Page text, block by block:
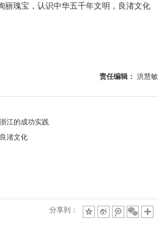
丽瑰宝，认识中华五千年文明，良渚文化
责任编辑： 洪慧敏
江的成功实践
渚文化
分享到：